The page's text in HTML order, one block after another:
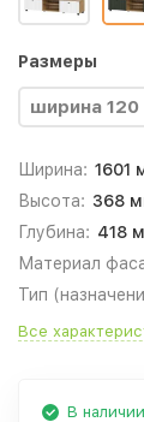
Размеры
ширина 120
Ширина: 1601
Высота: 368
Глубина: 418
Материал
Тип
Все
В наличии